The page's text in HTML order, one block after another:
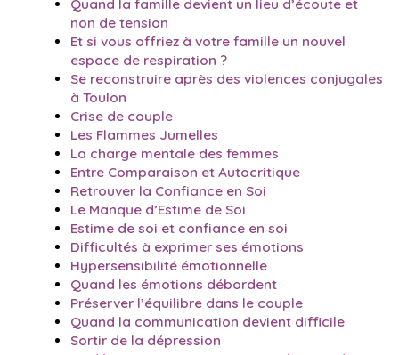
Quand la famille devient un lieu d’écoute et
non de tension
Et si vous offriez à votre famille un nouvel
espace de respiration ?
Se reconstruire après des violences conjugales
à Toulon
Crise de couple
Les Flammes Jumelles
La charge mentale des femmes
Entre Comparaison et Autocritique
Retrouver la Confiance en Soi
Le Manque d’Estime de Soi
Estime de soi et confiance en soi
Difficultés à exprimer ses émotions
Hypersensibilité émotionnelle
Quand les émotions débordent
Préserver l’équilibre dans le couple
Quand la communication devient difficile
Sortir de la dépression